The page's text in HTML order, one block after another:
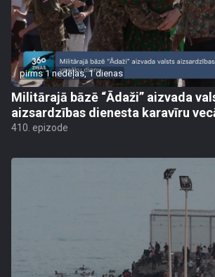
pirms 1 nedēļas, 1 dienas
Militārajā bāzē “Ādaži” aizvada
aizsardzības dienesta karavīru
410. epizode